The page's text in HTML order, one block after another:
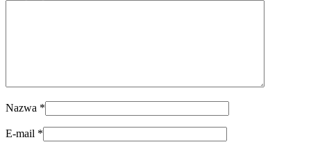
Nazwa *
E-mail *